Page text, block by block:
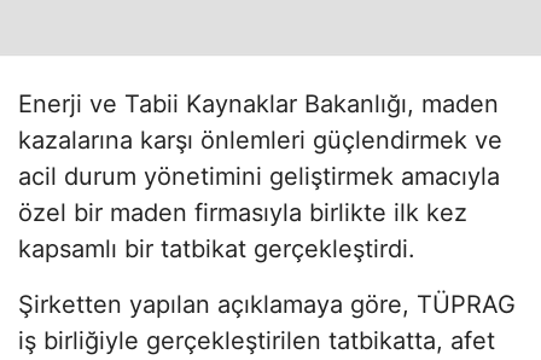
Enerji ve Tabii Kaynaklar Bakanlığı, maden
kazalarına karşı önlemleri güçlendirmek ve
acil durum yönetimini geliştirmek amacıyla
özel bir maden firmasıyla birlikte ilk kez
kapsamlı bir tatbikat gerçekleştirdi.
Şirketten yapılan açıklamaya göre, TÜPRAG
iş birliğiyle gerçekleştirilen tatbikatta, afet